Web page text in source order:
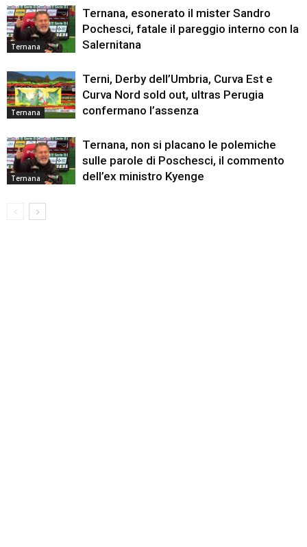
Ternana
Ternana, esonerato il mister Sandro
Pochesci, fatale il pareggio interno con la
Salernitana
Ternana
Terni, Derby dell’Umbria, Curva Est e
Curva Nord sold out, ultras Perugia
confermano l’assenza
Ternana
Ternana, non si placano le polemiche
sulle parole di Poschesci, il commento
dell’ex ministro Kyenge